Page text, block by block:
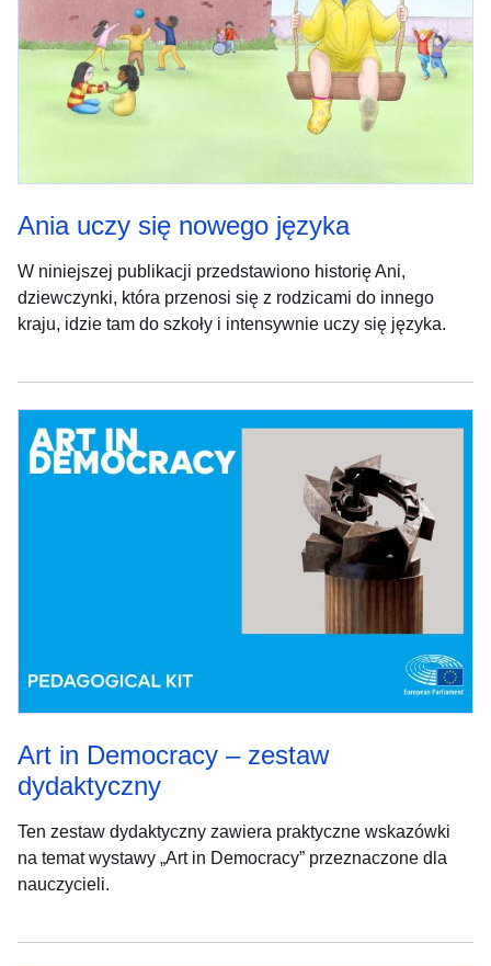
Ania uczy się nowego języka
W niniejszej publikacji przedstawiono historię Ani,
dziewczynki, która przenosi się z rodzicami do innego
kraju, idzie tam do szkoły i intensywnie uczy się języka.
Art in Democracy – zestaw
dydaktyczny
Ten zestaw dydaktyczny zawiera praktyczne wskazówki
na temat wystawy „Art in Democracy” przeznaczone dla
nauczycieli.